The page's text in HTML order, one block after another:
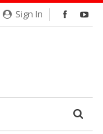
Sign In